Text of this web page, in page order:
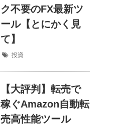
ク不要のFX最新ツ
ール【とにかく見
て】
投資
【大評判】転売で
稼ぐAmazon自動転
売高性能ツール